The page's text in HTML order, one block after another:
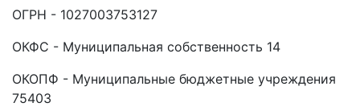
ОГРН - 1027003753127
ОКФС - Муниципальная собственность 14
ОКОПФ - Муниципальные бюджетные учреждения
75403